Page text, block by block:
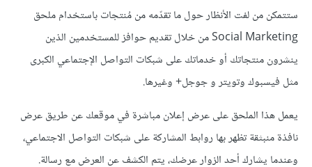
ستتمكن من لفت الأنظار حول ما تقدّمه من مُنتجات باستخدام ملحق
Social Marketing من خلال تقديم حوافز للمستخدمين الذين
ينشرون منتجاتك أو خدماتك على شبكات التواصل الإجتماعي الكبرى
مثل فيسبوك وتويتر و جوجل+ وغيرها.
يعمل هذا الملحق على عرض إعلان مباشرة في موقعك عن طريق عرض
نافذة منبثقة تظهر بها روابط المشاركة على شبكات التواصل الاجتماعي،
وعندما يشارك أحد الزوار عرضك، يتم الكشف عن العرض مع رسالة.